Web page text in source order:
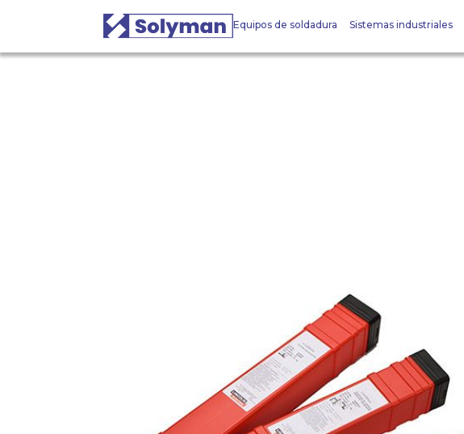
Equipos de soldadura Sistemas industriales